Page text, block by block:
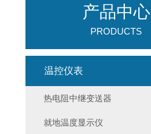
产品中心
PRODUCTS
温控仪表
热电阻中继变送器
就地温度显示仪